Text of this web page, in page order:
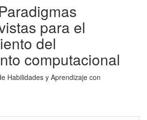
para el
del
computacional
Habilidades y Aprendizaje con